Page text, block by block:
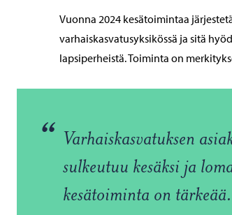
Vuonna 2024 kesätoimintaa
varhaiskasvatusyksikössä ja sitä
lapsiperheistä. Toiminta on
“ Varhaiskasvatuksen
sulkeutuu kesäksi ja
kesätoiminta on tärkeää.